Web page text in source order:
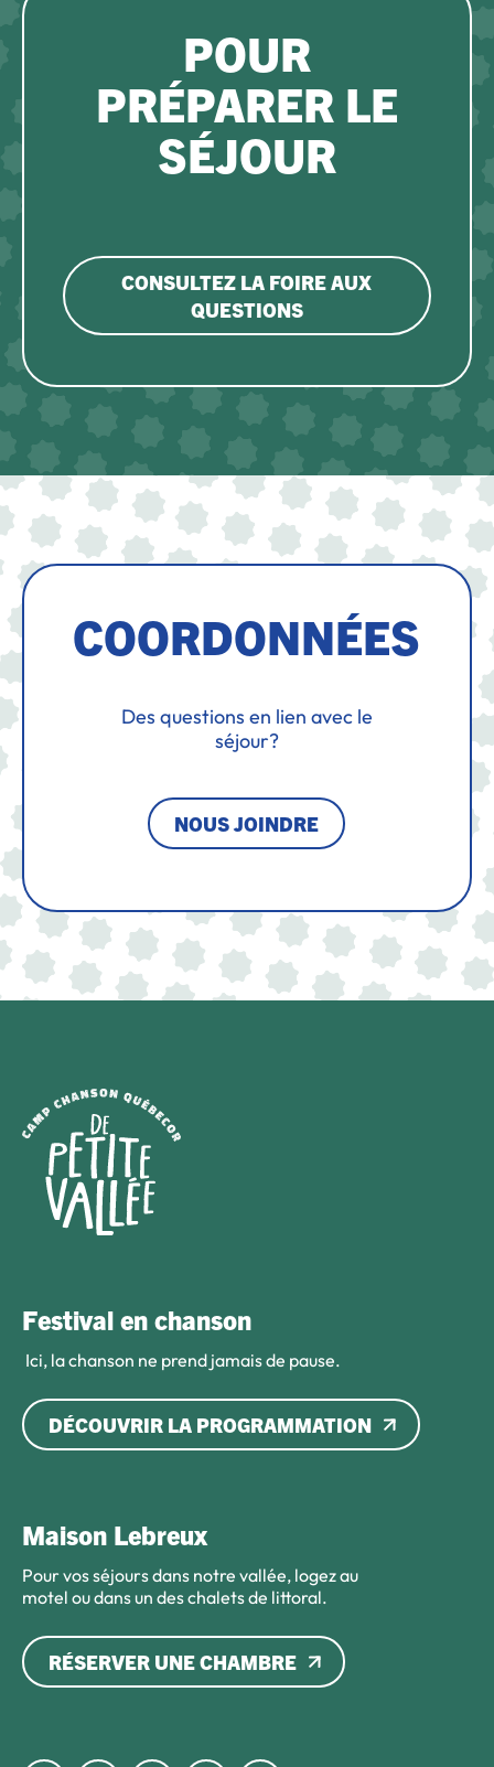
POUR
PRÉPARER LE
SÉJOUR
CONSULTEZ LA FOIRE AUX
QUESTIONS
COORDONNÉES
Des questions en lien avec le
séjour?
NOUS JOINDRE
Festival en chanson
Ici, la chanson ne prend jamais de pause.
DÉCOUVRIR LA PROGRAMMATION
Maison Lebreux
Pour vos séjours dans notre vallée, logez au
motel ou dans un des chalets de littoral.
RÉSERVER UNE CHAMBRE